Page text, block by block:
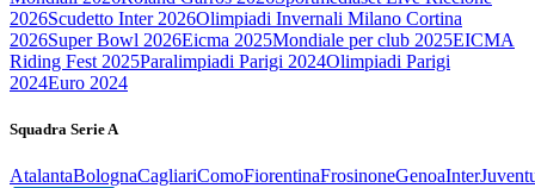
2026Scudetto Inter 2026Olimpiadi Invernali Milano Cortina
2026Super Bowl 2026Eicma 2025Mondiale per club 2025EICMA
Riding Fest 2025Paralimpiadi Parigi 2024Olimpiadi Parigi
2024Euro 2024
Squadra Serie A
AtalantaBolognaCagliariComoFiorentinaFrosinoneGenoaInter